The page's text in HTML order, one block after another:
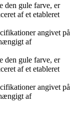
den gule farve, er
af et etableret
angivet på
af
den gule farve, er
af et etableret
angivet på
af